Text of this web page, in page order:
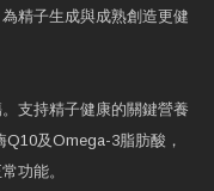
精子生成與成熟創造更健
支持精子健康的關鍵營養
及Omega-3脂肪酸，
功能。